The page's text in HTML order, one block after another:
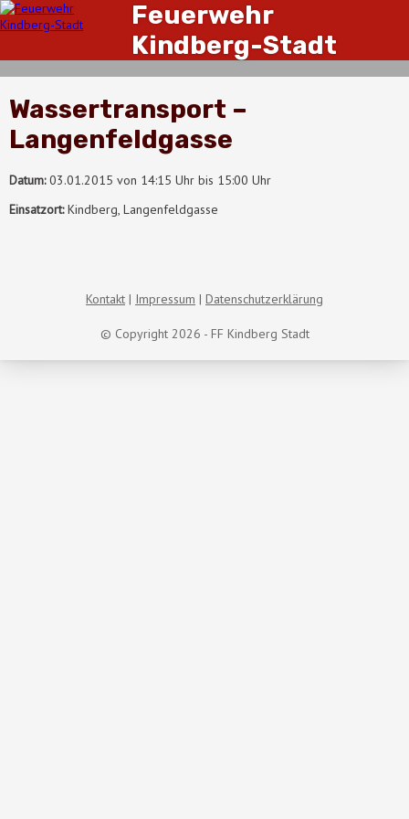
Feuerwehr
Kindberg-Stadt
Wassertransport –
Langenfeldgasse
Datum:03.01.2015 von 14:15 Uhr bis 15:00 Uhr
Einsatzort:Kindberg, Langenfeldgasse
© Copyright 2026 - FF Kindberg Stadt
Kontakt Impressum Datenschutzerklärung